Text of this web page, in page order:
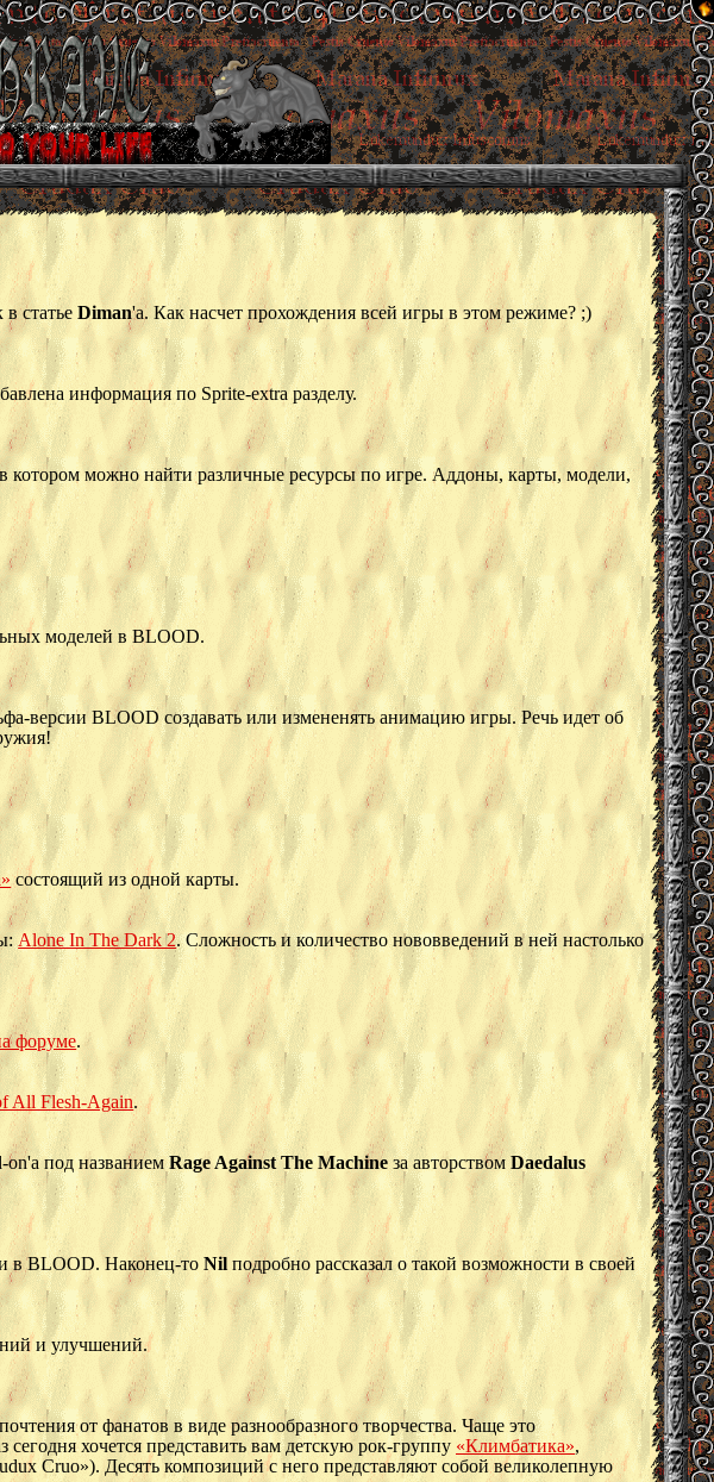
в статьеDiman'а. Как насчет прохождения всей игры в этом режиме? ;)
информация по Sprite-extra разделу.
котором можно найти различные ресурсы по игре. Аддоны, карты, модели,
моделей в BLOOD.
версии BLOOD создавать или измененять анимацию игры. Речь идет об
состоящий из одной карты.
Alone In The Dark 2. Сложность и количество нововведений в ней настолько
форуме.
All Flesh-Again.
on'а под названиемRage Against The Machine за авторствомDaedalus
в BLOOD. Наконец-тоNil подробно рассказал о такой возможности в своей
и улучшений.
от фанатов в виде разнообразного творчества. Чаще это
хочется представить вам детскую рок-группу «Климбатика»,
Cruo»). Десять композиций с него представляют собой великолепную